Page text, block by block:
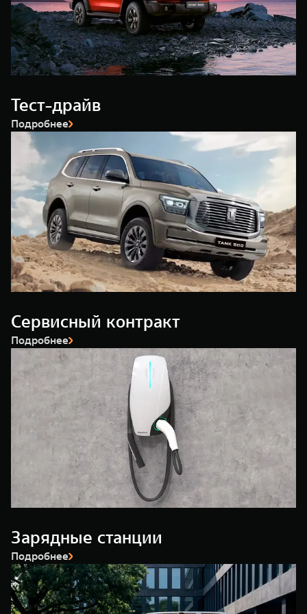
WEY 80
Масштаб возможностей
от 6 449 000 ₽
WEY 80 Лаундж
Масштаб возможностей
от 8 099 000 ₽
Тест-драйв
Подробнее
Сервисный контракт
Подробнее
Зарядные станции
Подробнее